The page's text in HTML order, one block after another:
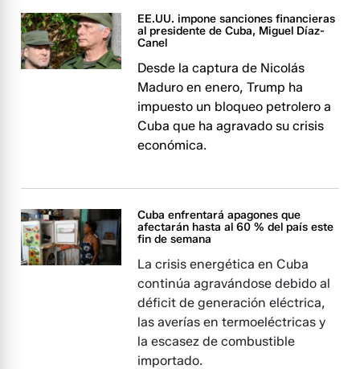
EE.UU. impone sanciones financieras
al presidente de Cuba, Miguel Díaz-
Canel
Desde la captura de Nicolás
Maduro en enero, Trump ha
impuesto un bloqueo petrolero a
Cuba que ha agravado su crisis
económica.
Cuba enfrentará apagones que
afectarán hasta al 60 % del país este
fin de semana
La crisis energética en Cuba
continúa agravándose debido al
déficit de generación eléctrica,
las averías en termoeléctricas y
la escasez de combustible
importado.